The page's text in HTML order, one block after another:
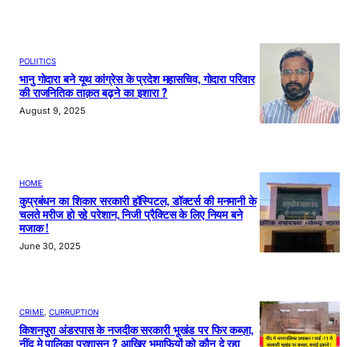
POLIITICS
भानु गोदारा बने यूथ कांग्रेस के प्रदेश महासचिव, गोदारा परिवार
की राजनितिक ताक़त बढ़ने का इशारा ?
August 9, 2025
HOME
कुप्रबंधन का शिकार सरकारी हॉस्पिटल, डॉक्टर्स की मनमानी के
चलते मरीज हो रहे परेशान, निजी प्रैक्टिस के लिए नियम बने
मजाक !
June 30, 2025
CRIME, CURRUPTION
किशनपुरा अंडरपास के नजदीक सरकारी भूखंड पर फिर कब्ज़ा,
नींद मे पालिका प्रशासन ? आखिर भूमाफियों को कौन दे रहा